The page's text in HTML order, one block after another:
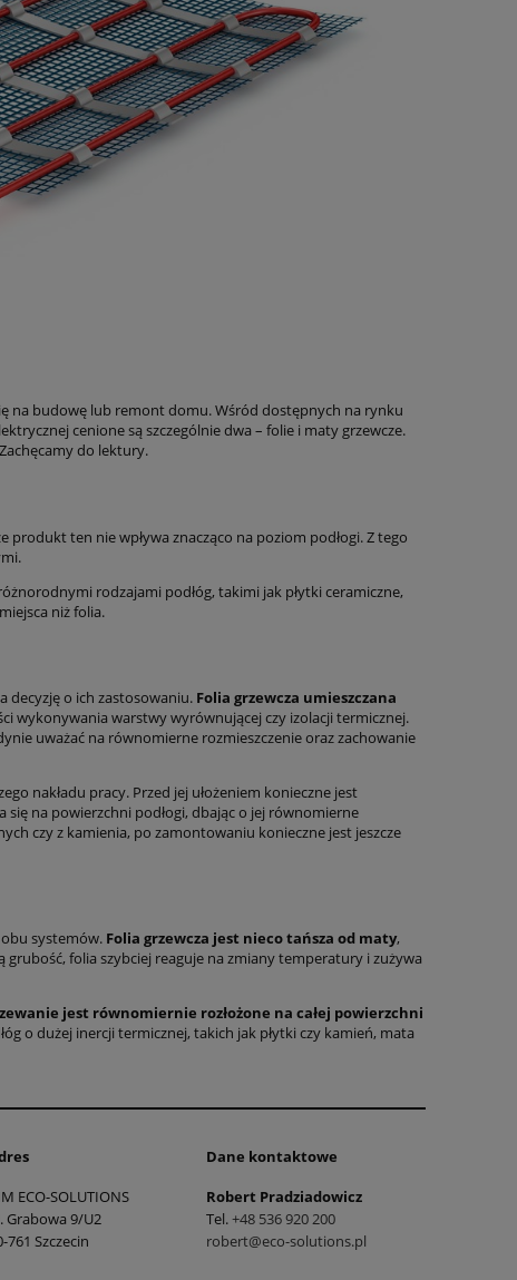
na budowę lub remont domu. Wśród dostępnych na rynku
cenione są szczególnie dwa – folie i maty grzewcze.
do lektury.
produkt ten nie wpływa znacząco na poziom podłogi. Z tego
rodzajami podłóg, takimi jak płytki ceramiczne,
niż folia.
decyzję o ich zastosowaniu. Folia grzewcza umieszczana
wykonywania warstwy wyrównującej czy izolacji termicznej.
uważać na równomierne rozmieszczenie oraz zachowanie
nakładu pracy. Przed jej ułożeniem konieczne jest
na powierzchni podłogi, dbając o jej równomierne
czy z kamienia, po zamontowaniu konieczne jest jeszcze
systemów. Folia grzewcza jest nieco tańsza od maty,
folia szybciej reaguje na zmiany temperatury i zużywa
jest równomiernie rozłożone na całej powierzchni
o dużej inercji termicznej, takich jak płytki czy kamień, mata
ECO-SOLUTIONS
Grabowa 9/U2
761 Szczecin
Dane kontaktowe
Robert Pradziadowicz
Tel.+48 536 920 200
robert@eco-solutions.pl